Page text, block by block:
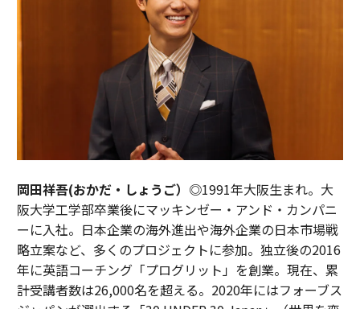
岡田祥吾(おかだ・しょうご）◎1991年大阪生まれ。大
阪大学工学部卒業後にマッキンゼー・アンド・カンパニ
ーに入社。日本企業の海外進出や海外企業の日本市場戦
略立案など、多くのプロジェクトに参加。独立後の2016
年に英語コーチング「プログリット」を創業。現在、累
計受講者数は26,000名を超える。2020年にはフォーブス